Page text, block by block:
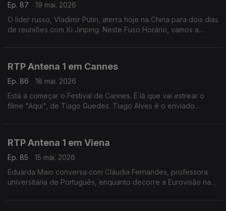
Ep. 87
19 mai. 2026
O líder russo, Vladimir Putin, aterra hoje na China para dois dias
de reuniões com Xi Jinping. Neste Fuso Horário, vamos a
RTP Antena 1 em Cannes
Ep. 86
18 mai. 2026
Está a começar o Festival de Cannes. É lá que vai estrear o
filme "Aqui", de Tiago Guedes. Tiago Alves é o enviado
RTP Antena 1 em Viena
Ep. 85
15 mai. 2026
Eduarda Maio conversa com Cláudia Fernandes, professora
universitária de Português, enquanto decorre a Eurovisão na